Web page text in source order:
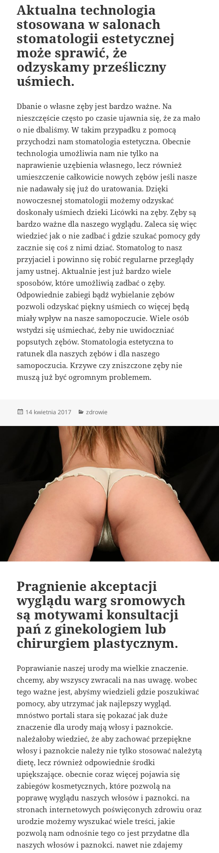
Aktualna technologia
stosowana w salonach
stomatologii estetycznej
może sprawić, że
odzyskamy prześliczny
uśmiech.
Dbanie o własne zęby jest bardzo ważne. Na
nieszczęście często po czasie ujawnia się, że za mało
o nie dbaliśmy. W takim przypadku z pomocą
przychodzi nam stomatologia estetyczna. Obecnie
technologia umożliwia nam nie tylko na
naprawienie uzębienia własnego, lecz również
umieszczenie całkowicie nowych zębów jeśli nasze
nie nadawały się już do uratowania. Dzięki
nowoczesnej stomatologii możemy odzyskać
doskonały uśmiech dzieki Licówki na zęby. Zęby są
bardzo ważne dla naszego wyglądu. Zaleca się więc
wiedzieć jak o nie zadbać i gdzie szukać pomocy gdy
zacznie się coś z nimi dziać. Stomatolog to nasz
przyjaciel i powinno się robić regularne przeglądy
jamy ustnej. Aktualnie jest już bardzo wiele
sposobów, które umożliwią zadbać o zęby.
Odpowiednie zabiegi bądź wybielanie zębów
pozwoli odzyskać piękny uśmiech co więcej będą
miały wpływ na nasze samopoczucie. Wiele osób
wstydzi się uśmiechać, żeby nie uwidoczniać
popsutych zębów. Stomatologia estetyczna to
ratunek dla naszych zębów i dla naszego
samopoczucia. Krzywe czy zniszczone zęby nie
muszą już być ogromnym problemem.
Data
14 kwietnia 2017 Kategorie
zdrowie
Pragnienie akceptacji
wyglądu warg sromowych
są motywami konsultacji
pań z ginekologiem lub
chirurgiem plastycznym.
Poprawianie naszej urody ma wielkie znaczenie.
chcemy, aby wszyscy zwracali na nas uwagę. wobec
tego ważne jest, abyśmy wiedzieli gdzie poszukiwać
pomocy, aby utrzymać jak najlepszy wygląd.
mnóstwo portali stara się pokazać jak duże
znaczenie dla urody mają włosy i paznokcie.
należałoby wiedzieć, że aby zachować przepiękne
włosy i paznokcie należy nie tylko stosować należytą
dietę, lecz również odpowiednie środki
upiększające. obecnie coraz więcej pojawia się
zabiegów kosmetycznych, które pozwolą na
poprawę wyglądu naszych włosów i paznokci. na
stronach internetowych poświęconych zdrowiu oraz
urodzie możemy wyszukać wiele treści, jakie
pozwolą nam odnośnie tego co jest przydatne dla
naszych włosów i paznokci. nawet nie zdajemy